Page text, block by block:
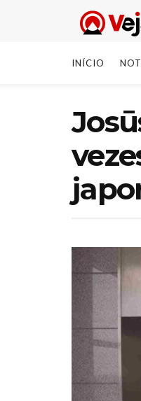
INÍCIO